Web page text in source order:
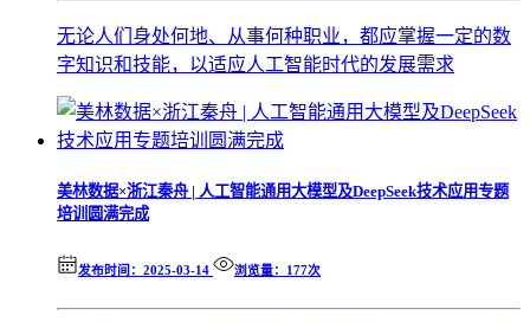
无论人们身处何地、从事何种职业，都应掌握一定的数
字知识和技能，以适应人工智能时代的发展需求
美林数据×浙江秦舟 | 人工智能通用大模型及DeepSeek技术应用专题
培训圆满完成
发布时间：2025-03-14 浏览量：177次